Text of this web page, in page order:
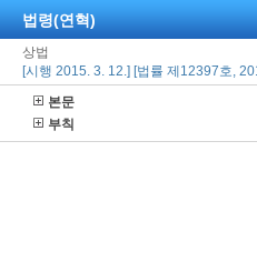
법령(연혁)
상법
[시행 2015. 3. 12.] [법률 제12397호,
본문
부칙